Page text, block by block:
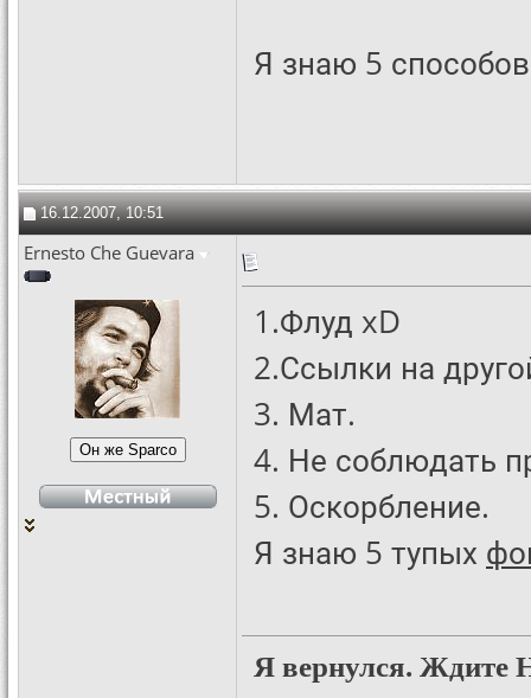
Я знаю 5
16.12.2007, 10:51
Ernesto Che Guevara
1.Флуд xD
2.Ссылки на
3. Мат.
4. Не соблюдать
5. Оскорбление.
Я знаю 5 тупых
Я вернулся. Ждите